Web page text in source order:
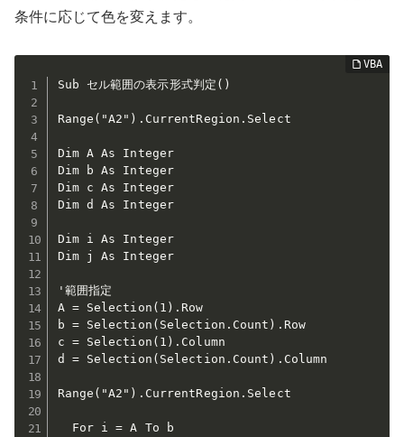
条件に応じて色を変えます。
Sub セル範囲の表示形式判定()
Range("A2").CurrentRegion.Select
Dim A As Integer
Dim b As Integer
Dim c As Integer
Dim d As Integer
Dim i As Integer
Dim j As Integer
'範囲指定
A = Selection(1).Row
b = Selection(Selection.Count).Row
c = Selection(1).Column
d = Selection(Selection.Count).Column
Range("A2").CurrentRegion.Select
  For i = A To b